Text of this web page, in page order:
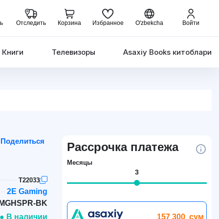
Отследить Корзина Избранное O'zbekcha Войти
Книги Телевизоры Asaxiy Books китоблари
Поделиться
T22033
2E Gaming
BK
● В наличии
Рассрочка платежа
Месяцы
3
157 300 сум